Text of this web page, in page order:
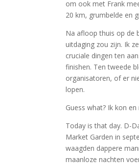
om ook met Frank
20 km, grumbelde en
Na afloop thuis op de
uitdaging zou zijn. Ik
cruciale dingen ten
finishen. Ten tweede
organisatoren, of er
lopen.
Guess what? Ik kon
Today is that day. D-
Market Garden in
waagden dappere
maanloze nachten